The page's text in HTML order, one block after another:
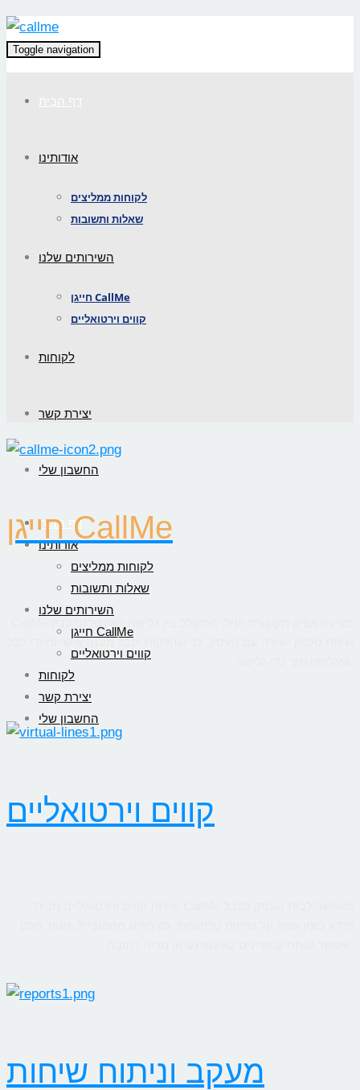
Toggle navigation
אודותינו
לקוחות ממליצים
שאלות ותשובות
השירותים שלנו
חייגן CallMe
קווים וירטואליים
לקוחות
יצירת קשר
החשבון שלי
דף הבית
אודותינו
לקוחות ממליצים
שאלות ותשובות
השירותים שלנו
חייגן CallMe
קווים וירטואליים
לקוחות
יצירת קשר
החשבון שלי
חייגן CallMe
שיחת טלפון ישירה עם העסק, כך שהלקוח יקבל מענה אישי ומיידי לכל
קווים וירטואליים
מעקב וניתוח שיחות